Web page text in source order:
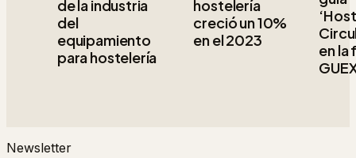
de la industria
del
equipamiento
para hostelería
hostelería
creció un 10%
en el 2023
en la
Newsletter